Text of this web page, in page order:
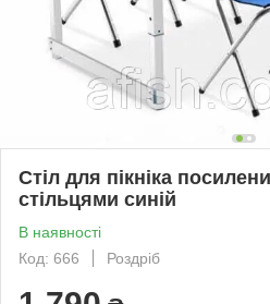
Стіл для пікніка
стільцями синій
В наявності
Код: 666
Роздріб